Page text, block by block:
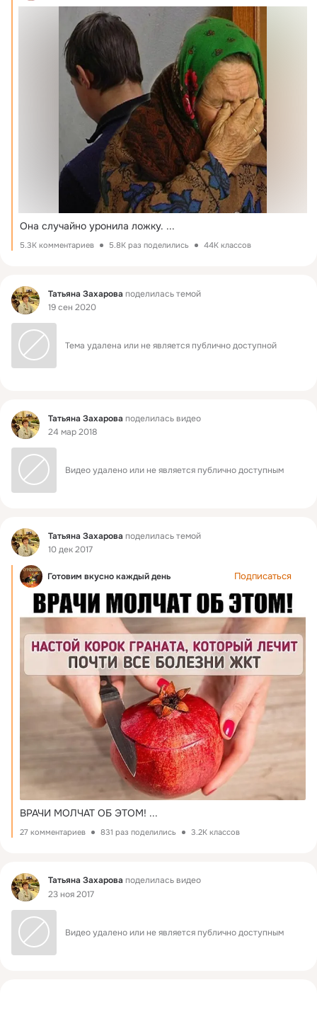
Она случайно уронила ложку. ...
5.3K комментариев 5.8K раз поделились 44K классов
Фид Татьяна Захарова поделилась темой
19 сен 2020
Тема удалена или не является публично доступной
Фид Татьяна Захарова поделилась видео
24 мар 2018
Видео удалено или не является публично доступным
Фид Татьяна Захарова поделилась темой
10 дек 2017
Готовим вкусно каждый день Подписаться
ВРАЧИ МОЛЧАТ ОБ ЭТОМ! ...
27 комментариев 831 раз поделились 3.2K классов
Фид Татьяна Захарова поделилась видео
23 ноя 2017
Видео удалено или не является публично доступным